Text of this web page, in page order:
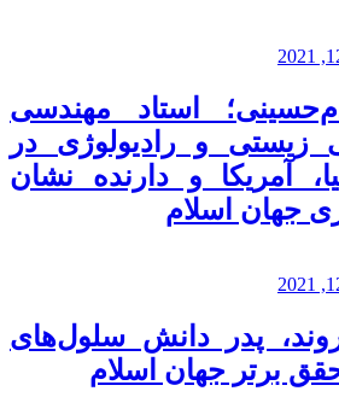
استاد مهندسی
و رادیولوژی در
آمریکا و دارنده نشان
جهان اسلام
پدر دانش سلول‌های
برتر جهان اسلام